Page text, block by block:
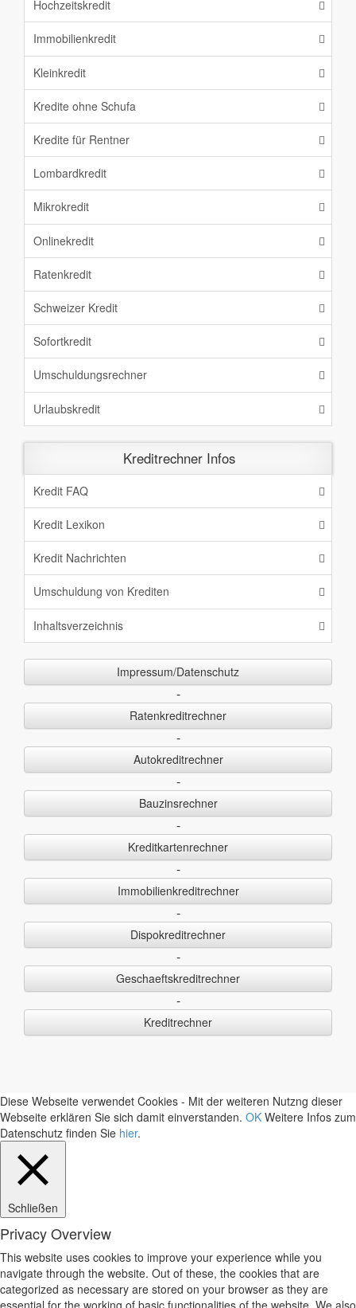
Hochzeitskredit
Immobilienkredit
Kleinkredit
Kredite ohne Schufa
Kredite für Rentner
Lombardkredit
Mikrokredit
Onlinekredit
Ratenkredit
Schweizer Kredit
Sofortkredit
Umschuldungsrechner
Urlaubskredit
Kreditrechner Infos
Kredit FAQ
Kredit Lexikon
Kredit Nachrichten
Umschuldung von Krediten
Inhaltsverzeichnis
Impressum/Datenschutz
-
Ratenkreditrechner
-
Autokreditrechner
-
Bauzinsrechner
-
Kreditkartenrechner
-
Immobilienkreditrechner
-
Dispokreditrechner
-
Geschaeftskreditrechner
-
Kreditrechner
Diese Webseite verwendet Cookies - Mit der weiteren Nutzng dieser
Webseite erklären Sie sich damit einverstanden. OK Weitere Infos zum
Datenschutz finden Sie hier.
Schließen
Privacy Overview
This website uses cookies to improve your experience while you
navigate through the website. Out of these, the cookies that are
categorized as necessary are stored on your browser as they are
essential for the working of basic functionalities of the website. We also